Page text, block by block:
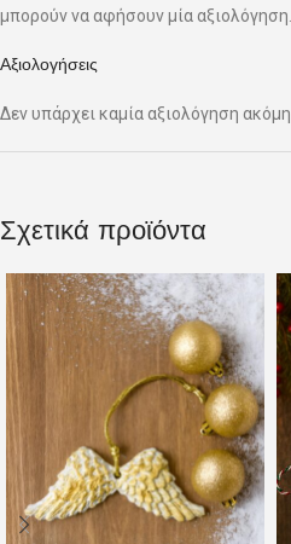
Αξιολογήσεις
Δεν υπάρχει καμία αξιολόγηση ακόμη.
μπορούν να αφήσουν μία αξιολόγηση.
Σχετικά προϊόντα